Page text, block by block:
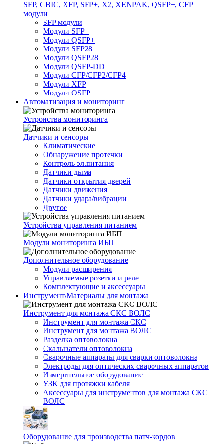
SFP, GBIC, XFP, SFP+, X2, XENPAK, QSFP+, CFP
модули
SFP модули
Модули SFP+
Модули QSFP+
Модули SFP28
Модули QSFP28
Модули QSFP-DD
Модули CFP/CFP2/CFP4
Модули XFP
Модули OSFP
Автоматизация и мониторинг
Устройства мониторинга
Датчики и сенсоры
Климатические
Обнаружение протечки
Контроль эл.питания
Датчики дыма
Датчики открытия дверей
Датчики движения
Датчики удара/вибрации
Другое
Устройства управления питанием
Модули мониторинга ИБП
Дополнительное оборудование
Модули расширения
Управляемые розетки и реле
Комплектующие и аксессуары
Инструмент/Материалы для монтажа
Инструмент для монтажа СКС ВОЛС
Инструмент для монтажа СКС
Инструмент для монтажа ВОЛС
Разделка оптоволокна
Скалыватели оптоволокна
Сварочные аппараты для сварки оптоволокна
Электроды для оптических сварочных аппаратов
Измерительное оборудование
УЗК для протяжки кабеля
Аксессуары для инструментов для монтажа СКС
ВОЛС
Оборудование для производства патч-кордов